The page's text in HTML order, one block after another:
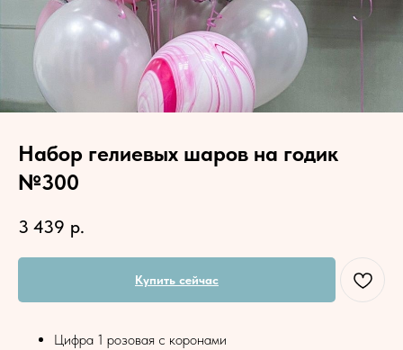
Набор гелиевых шаров на годик
№300
3 439 р.
Купить сейчас
Цифра 1 розовая с коронами